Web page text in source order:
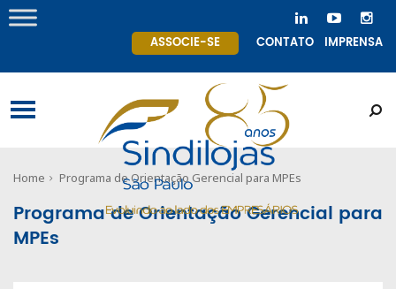
ASSOCIE-SE CONTATO IMPRENSA
Home Programa de Orientação Gerencial para MPEs
Programa de Orientação Gerencial para
MPEs